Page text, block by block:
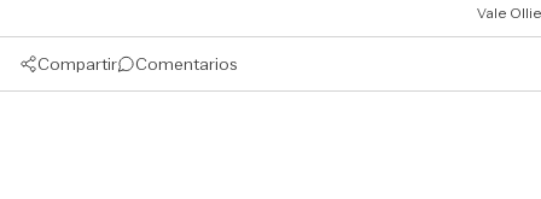
Vale Ollie
Compartir Comentarios